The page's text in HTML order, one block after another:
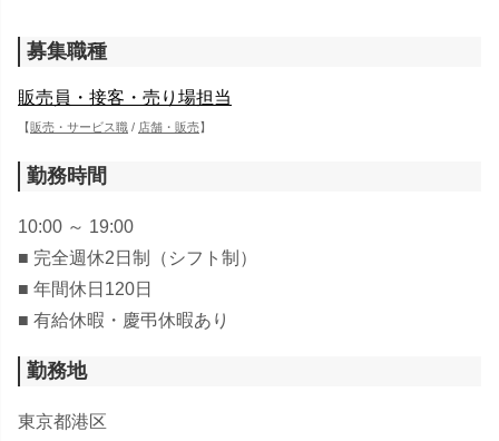
募集職種
販売員・接客・売り場担当
【販売・サービス職 / 店舗・販売】
勤務時間
10:00 ～ 19:00
■ 完全週休2日制（シフト制）
■ 年間休日120日
■ 有給休暇・慶弔休暇あり
勤務地
東京都港区